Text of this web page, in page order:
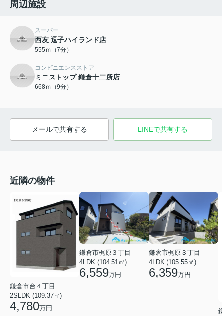
周辺施設
スーパー
西友 逗子ハイランド店
555ｍ（7分）
コンビニエンスストア
ミニストップ 鎌倉十二所店
668ｍ（9分）
メールで共有する LINEで共有する
近隣の物件
鎌倉市台４丁目
2SLDK (109.37㎡)
4,780万円
鎌倉市梶原３丁目
4LDK (104.51㎡)
6,559万円
鎌倉市梶原３丁目
4LDK (105.55㎡)
6,359万円